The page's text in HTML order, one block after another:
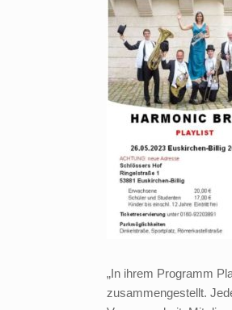
„In ihrem Programm
zusammengestellt.